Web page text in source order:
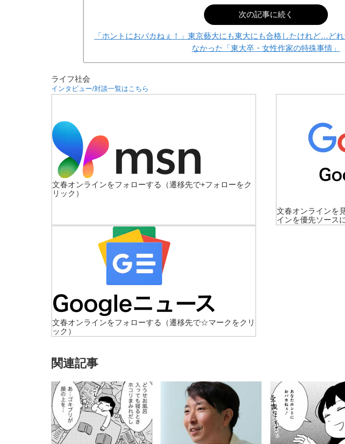
次の記事に続く
「ホントにおバカねぇ！」東京藝大にも東大にも合格したけれど…ど
なかった「東大卒・女性作家の特殊事情」
ライフ社会
インタビュー/対談一覧はこちら
文春オンラインをフォローする
（遷移先で+フォローをク
リック）
文春オンラインを
インを優先ソース
文春オンラインをフォローする
（遷移先で☆マークをクリ
ック）
関連記事